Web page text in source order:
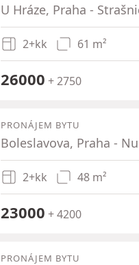
U Hráze, Praha -
2+kk 61 m²
26000 + 2750
PRONÁJEM BYTU
Boleslavova, Praha -
2+kk 48 m²
23000 + 4200
PRONÁJEM BYTU